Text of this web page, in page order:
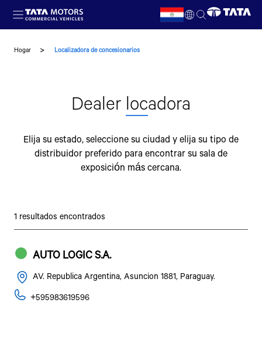
Skip to main content
Hogar Localizadora de concesionarios
Dealer locadora
Elija su estado, seleccione su ciudad y elija su tipo de
distribuidor preferido para encontrar su sala de
exposición más cercana.
1 resultados encontrados
AUTO LOGIC S.A.
AV. Republica Argentina, Asuncion 1881, Paraguay.
+595983619596